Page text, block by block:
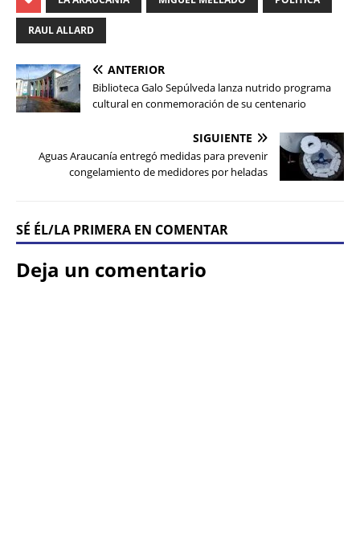
RAUL ALLARD
ANTERIOR
Biblioteca Galo Sepúlveda lanza nutrido programa
cultural en conmemoración de su centenario
SIGUIENTE
Aguas Araucanía entregó medidas para prevenir
congelamiento de medidores por heladas
SÉ ÉL/LA PRIMERA EN COMENTAR
Deja un comentario